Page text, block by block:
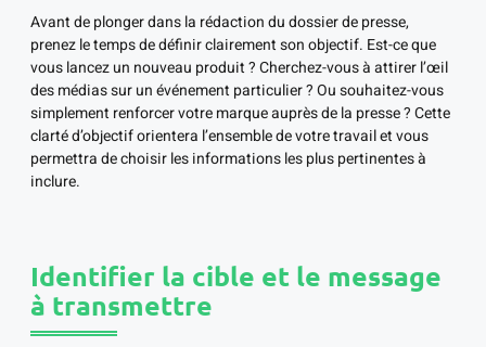
Avant de plonger dans la rédaction du dossier de presse,
prenez le temps de définir clairement son objectif. Est-ce que
vous lancez un nouveau produit ? Cherchez-vous à attirer l’œil
des médias sur un événement particulier ? Ou souhaitez-vous
simplement renforcer votre marque auprès de la presse ? Cette
clarté d’objectif orientera l’ensemble de votre travail et vous
permettra de choisir les informations les plus pertinentes à
inclure.
Identifier la cible et le message
à transmettre